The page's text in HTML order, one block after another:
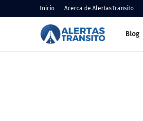
Inicio Acerca de AlertasTransito
Blog